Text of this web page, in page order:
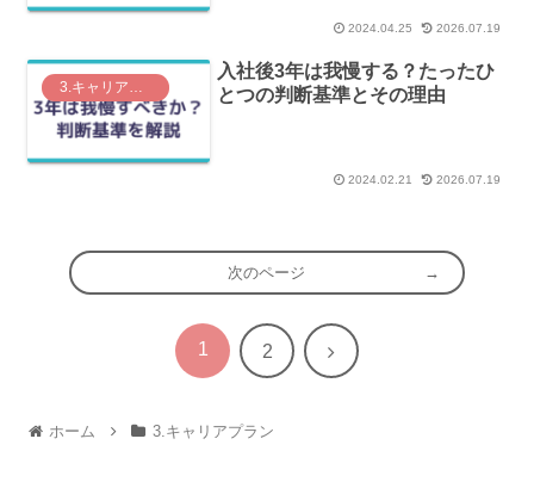
2024.04.25 2026.07.19
3.キャリアプラン
入社後3年は我慢する？たったひ
とつの判断基準とその理由
2024.02.21 2026.07.19
次のページ
1 2 次
ホーム 3.キャリアプラン